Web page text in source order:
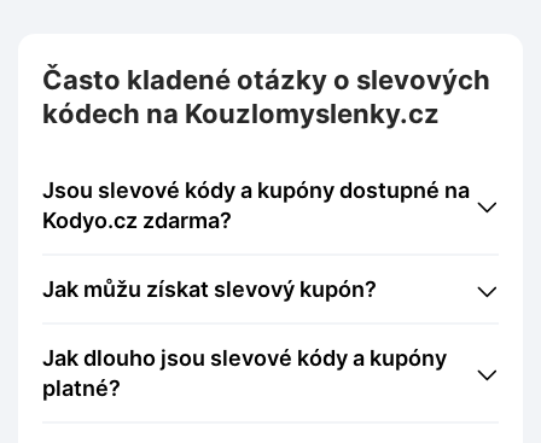
Často kladené otázky o slevových
kódech na Kouzlomyslenky.cz
Jsou slevové kódy a kupóny dostupné na
Kodyo.cz zdarma?
Jak můžu získat slevový kupón?
Jak dlouho jsou slevové kódy a kupóny
platné?